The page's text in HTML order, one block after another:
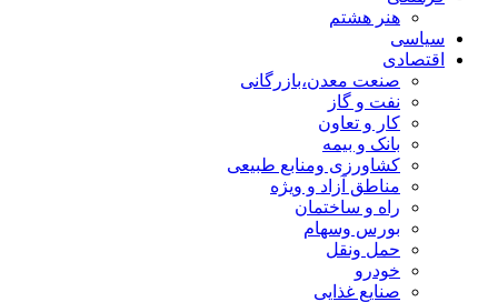
هنر هشتم
سیاسی
اقتصادی
صنعت معدن،بازرگانی
نفت و گاز
کار و تعاون
بانک و بیمه
کشاورزی ومنابع طبیعی
مناطق آزاد و ویژه
راه و ساختمان
بورس وسهام
حمل ونقل
خودرو
صنایع غذایی